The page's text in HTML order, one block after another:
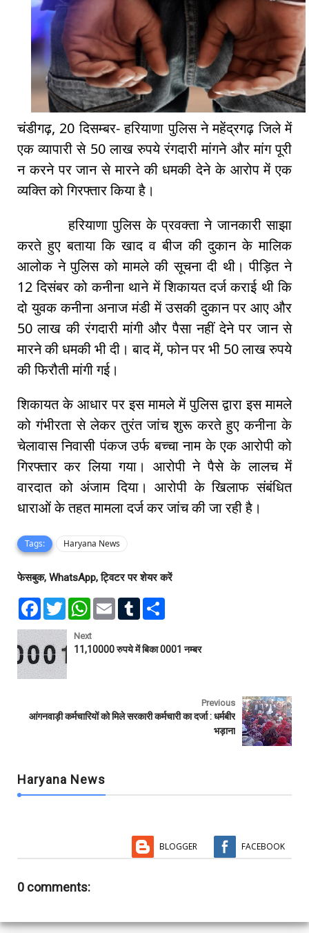
चंडीगढ़, 20 दिसम्बर- हरियाणा पुलिस ने महेंद्रगढ़ जिले में
एक व्यापारी से 50 लाख रुपये रंगदारी मांगने और मांग पूरी
न करने पर जान से मारने की धमकी देने के आरोप में एक
व्यक्ति को गिरफ्तार किया है।
हरियाणा पुलिस के प्रवक्ता ने जानकारी साझा
करते हुए बताया कि खाद व बीज की दुकान के मालिक
आलोक ने पुलिस को मामले की सूचना दी थी। पीड़ित ने
12 दिसंबर को कनीना थाने में शिकायत दर्ज कराई थी कि
दो युवक कनीना अनाज मंडी में उसकी दुकान पर आए और
50 लाख की रंगदारी मांगी और पैसा नहीं देने पर जान से
मारने की धमकी भी दी। बाद में, फोन पर भी 50 लाख रुपये
की फिरौती मांगी गई।
शिकायत के आधार पर इस मामले में पुलिस द्वारा इस मामले
को गंभीरता से लेकर तुरंत जांच शुरू करते हुए कनीना के
चेलावास निवासी पंकज उर्फ बच्चा नाम के एक आरोपी को
गिरफ्तार कर लिया गया। आरोपी ने पैसे के लालच में
वारदात को अंजाम दिया। आरोपी के खिलाफ संबंधित
धाराओं के तहत मामला दर्ज कर जांच की जा रही है।
Tags: Haryana News
फेसबुक, WhatsApp, ट्विटर पर शेयर करें
F
e
b
o
o
k
T
w
t
t
e
W
t
s
E
l
T
l
e
Next
11,10000 रुपये में बिका 0001 नम्बर
Previous
आंगनवाड़ी कर्मचारियों को मिले सरकारी कर्मचारी का दर्जा : धर्मबीर
भड़ाना
Haryana News
BLOGGER FACEBOOK
0 comments: